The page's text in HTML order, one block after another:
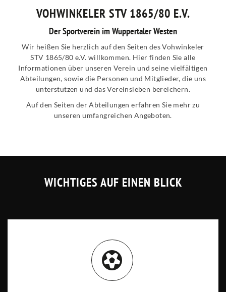
VOHWINKELER STV 1865/80 E.V.
Der Sportverein im Wuppertaler Westen
Wir heißen Sie herzlich auf den Seiten des Vohwinkeler
STV 1865/80 e.V. willkommen. Hier finden Sie alle
Informationen über unseren Verein und seine vielfältigen
Abteilungen, sowie die Personen und Mitglieder, die uns
unterstützen und das Vereinsleben bereichern.
Auf den Seiten der Abteilungen erfahren Sie mehr zu
unseren umfangreichen Angeboten.
WICHTIGES AUF EINEN BLICK